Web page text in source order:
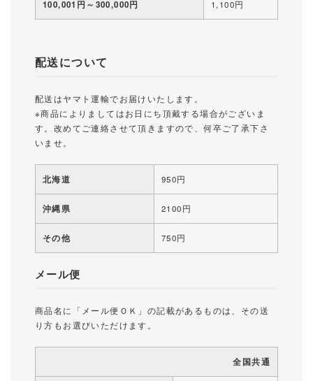
100,001円～300,000円 1,100円
配送について
配送はヤマト運輸でお届けいたします。
※商品によりましてはお日にち頂戴する場合がございま
す。改めてご連絡させて頂きますので、何卒ご了承下さ
いませ。
北海道 950円
沖縄県 2100円
その他 750円
メール便
商品名に「メール便ＯＫ」の記載があるものは、その送
り方もお選びいただけます。
全国共通